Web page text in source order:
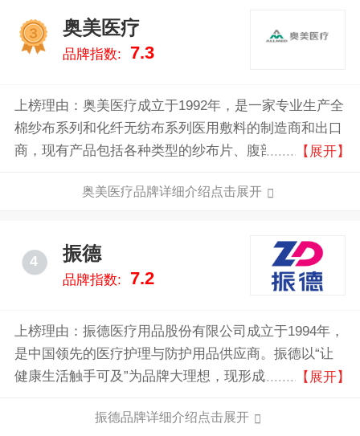
奥美医疗
品牌指数: 7.3
上榜理由：奥美医疗成立于1992年，是一家专业生产全
棉纱布系列和化纤无纺布系列医用敷料的制造商和出口
商，现有产品包括各种类型的纱布片、腹部垫、手术
合包装、医用护垫等一次性医用敷料和器材。
【展开】
奥美医疗品牌详细介绍点击展开
4 振德
品牌指数: 7.2
上榜理由：振德医疗用品股份有限公司成立于1994年，
是中国领先的医疗护理与防护用品供应商。振德以“让
健康生活触手可及”为品牌大理想，现形成基础医用敷
家庭护理、个人防护六个产品大类格局。在国内拥有5
【展开】
振德品牌详细介绍点击展开